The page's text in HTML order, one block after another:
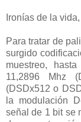
Ironías de la
Para tratar de
surgido
muestreo,
11,2896 Mhz
(DSDx512 o
la modulación
señal de 1 bit se